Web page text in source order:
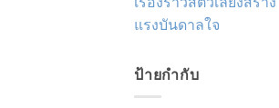
แรงบันดาลใจ
ป้ายกำกับ